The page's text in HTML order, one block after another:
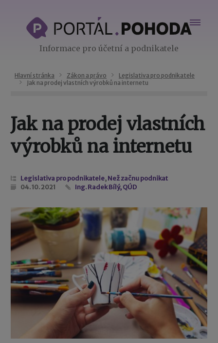
Informace pro účetní a podnikatele
Hlavní stránka Zákon a právo
Legislativa pro podnikatele
Jak na prodej vlastních výrobků na internetu
Jak na prodej vlastních
výrobků na internetu
Legislativa pro podnikatele,Než začnu podnikat
04. 10. 2021
Ing. Radek Bílý, QÚD